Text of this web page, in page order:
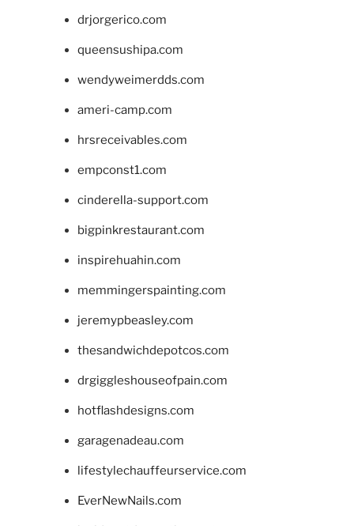
drjorgerico.com
queensushipa.com
wendyweimerdds.com
ameri-camp.com
hrsreceivables.com
empconst1.com
cinderella-support.com
bigpinkrestaurant.com
inspirehuahin.com
memmingerspainting.com
jeremypbeasley.com
thesandwichdepotcos.com
drgiggleshouseofpain.com
hotflashdesigns.com
garagenadeau.com
lifestylechauffeurservice.com
EverNewNails.com